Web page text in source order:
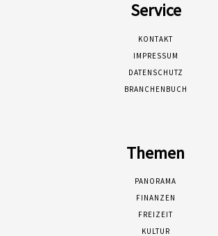
Service
KONTAKT
IMPRESSUM
DATENSCHUTZ
BRANCHENBUCH
Themen
PANORAMA
FINANZEN
FREIZEIT
KULTUR